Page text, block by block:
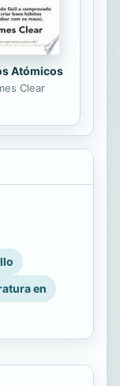
Atómicos
Clear
en